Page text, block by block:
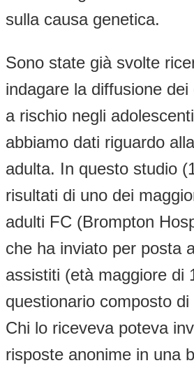
sulla causa genetica.
Sono state già svolte
indagare la diffusione
a rischio negli
abbiamo dati riguardo
adulta. In questo studio
risultati di uno dei
adulti FC (Brompton
che ha inviato per posta
assistiti (età maggiore di
questionario composto
Chi lo riceveva poteva
risposte anonime in una